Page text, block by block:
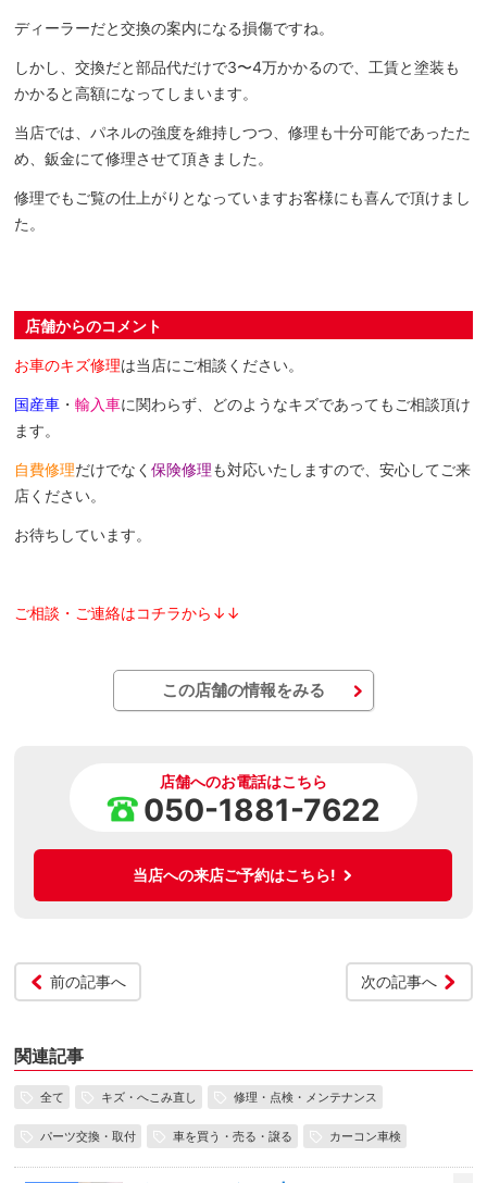
ディーラーだと交換の案内になる損傷ですね。
しかし、交換だと部品代だけで3〜4万かかるので、工賃と塗装も
かかると高額になってしまいます。
当店では、パネルの強度を維持しつつ、修理も十分可能であったた
め、鈑金にて修理させて頂きました。
修理でもご覧の仕上がりとなっていますお客様にも喜んで頂けまし
た。
店舗からのコメント
お車のキズ修理は当店にご相談ください。
国産車 ・輸入車に関わらず、どのようなキズであってもご相談頂け
ます。
自費修理だけでなく保険修理も対応いたしますので、安心してご来
店ください。
お待ちしています。
ご相談・ご連絡はコチラから↓↓
この店舗の情報をみる
店舗へのお電話はこちら
050-1881-7622
当店への来店ご予約はこちら!
前の記事へ 次の記事へ
関連記事
全て キズ・へこみ直し 修理・点検・メンテナンス
パーツ交換・取付 車を買う・売る・譲る カーコン車検